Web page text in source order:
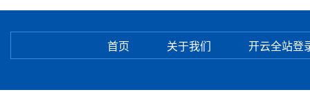
首页 关于我们 开云全站登